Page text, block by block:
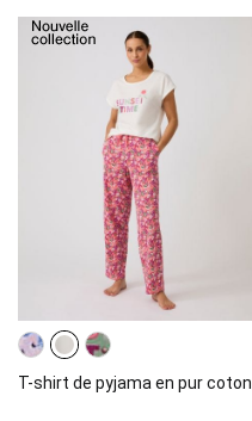
T-shirt de pyjama en pur coton